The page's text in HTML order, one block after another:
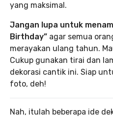
yang maksimal.
Jangan lupa untuk
Birthday” agar semua
merayakan ulang tahun.
Cukup gunakan tirai dan
dekorasi cantik ini. Siap
foto, deh!
Nah, itulah beberapa ide